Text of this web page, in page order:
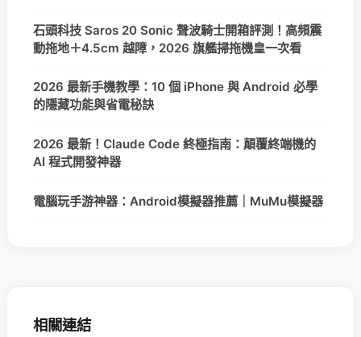
石頭科技 Saros 20 Sonic 聲波騎士開箱評測！高頻震
動拖地＋4.5cm 越障，2026 旗艦掃拖機皇一次看
2026 最新手機教學：10 個 iPhone 與 Android 必學
的隱藏功能與省電秘訣
2026 最新！Claude Code 終極指南：顛覆終端機的
AI 程式開發神器
電腦玩手游神器：Android模擬器推薦｜MuMu模擬器
相關連結